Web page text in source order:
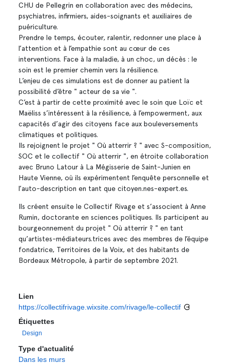
CHU de Pellegrin en collaboration avec des médecins,
psychiatres, infirmiers, aides-soignants et auxiliaires de
puériculture.
Prendre le temps, écouter, ralentir, redonner une place à
l’attention et à l’empathie sont au cœur de ces
interventions. Face à la maladie, à un choc, un décès : le
soin est le premier chemin vers la résilience.
L’enjeu de ces simulations est de donner au patient la
possibilité d’être " acteur de sa vie ".
C’est à partir de cette proximité avec le soin que Loïc et
Maëliss s’intéressent à la résilience, à l’empowerment, aux
capacités d’agir des citoyens face aux bouleversements
climatiques et politiques.
​Ils rejoignent le projet " Où atterrir ? " avec S-composition,
SOC et le collectif " Où atterrir ", en étroite collaboration
avec Bruno Latour à La Mégisserie de Saint-Junien en
Haute Vienne, où ils expérimentent l’enquête personnelle et
l’auto-description en tant que citoyen.nes-expert.es.
Ils créent ensuite le Collectif Rivage et s’associent à Anne
Rumin, doctorante en sciences politiques. Ils participent au
bourgeonnement du projet " Où atterrir ? " en tant
qu’artistes-médiateurs.trices avec des membres de l’équipe
fondatrice, Territoires de la Voix, et des habitants de
Bordeaux Métropole, à partir de septembre 2021.
Lien
https://collectifrivage.wixsite.com/rivage/le-collectif
Étiquettes
Design
Type d'actualité
Dans les murs